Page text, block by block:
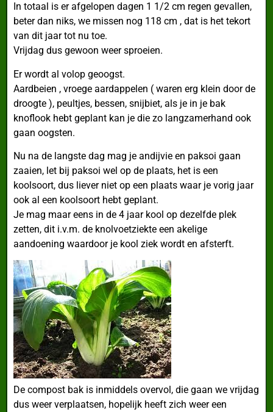
In totaal is er afgelopen dagen 1 1/2 cm regen gevallen,
beter dan niks, we missen nog 118 cm , dat is het tekort
van dit jaar tot nu toe.
Vrijdag dus gewoon weer sproeien.
Er wordt al volop geoogst.
Aardbeien , vroege aardappelen ( waren erg klein door de
droogte ), peultjes, bessen, snijbiet, als je in je bak
knoflook hebt geplant kan je die zo langzamerhand ook
gaan oogsten.
Nu na de langste dag mag je andijvie en paksoi gaan
zaaien, let bij paksoi wel op de plaats, het is een
koolsoort, dus liever niet op een plaats waar je vorig jaar
ook al een koolsoort hebt geplant.
Je mag maar eens in de 4 jaar kool op dezelfde plek
zetten, dit i.v.m. de knolvoetziekte een akelige
aandoening waardoor je kool ziek wordt en afsterft.
De compost bak is inmiddels overvol, die gaan we vrijdag
dus weer verplaatsen, hopelijk heeft zich weer een